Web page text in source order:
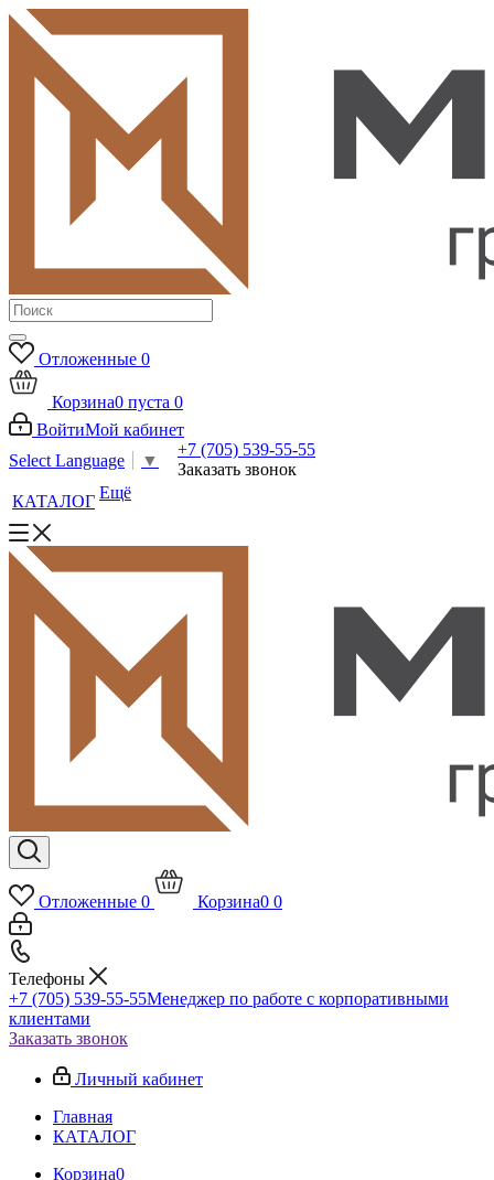
Отложенные 0
Корзина0 пуста 0
ВойтиМой кабинет
Select Language
▼
+7 (705) 539-55-55
Заказать звонок
КАТАЛОГ Ещё
Отложенные 0 Корзина0 0
Телефоны
+7 (705) 539-55-55Менеджер по работе с корпоративными
клиентами
Заказать звонок
Личный кабинет
Главная
КАТАЛОГ
Корзина0